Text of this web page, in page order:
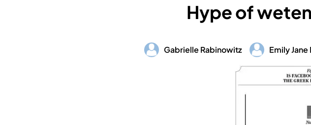
Hype of
Afbeelding
Gabrielle Rabinowitz AfbeeldingEmily Jane